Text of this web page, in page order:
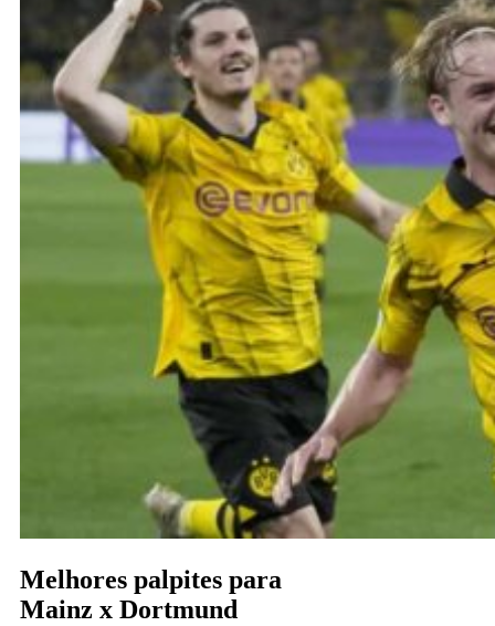
Melhores palpites para
Mainz x Dortmund